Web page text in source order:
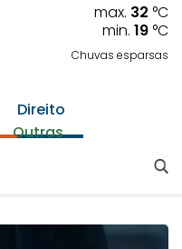
max. 32 °C
min. 19 °C
Chuvas esparsas
Direito
Outras